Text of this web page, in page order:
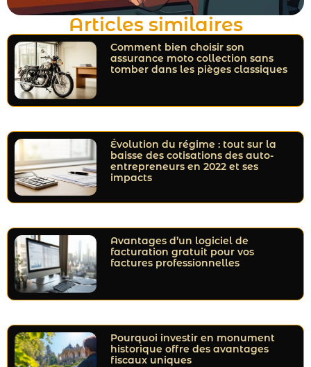
Articles similaires
Comment bien choisir son
assurance moto collection sans
tomber dans les pièges classiques
Évolution du régime : tout sur la
baisse des cotisations des auto-
entrepreneurs en 2022 et ses
impacts
Avantages d’un logiciel de
facturation gratuit pour vos
factures professionnelles
Pourquoi investir en monument
historique offre des avantages
fiscaux uniques